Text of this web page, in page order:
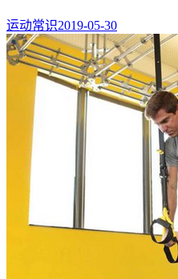
运动常识2019-05-30